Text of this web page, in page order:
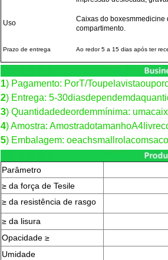
Uso
Caixas do boxesmmedicine
compartimento.
Prazo de entrega Ao redor 5 a 15 dias após ter
1) Pagamento: PorT/
2) Entrega: 5-
3) Quantidadedeordemmínima:
4) Amostra:
5) Embalagem:
Parâmetro
≥ da força de Tesile
≥ da resistência de rasgo
≥ da lisura
Opacidade ≥
Umidade